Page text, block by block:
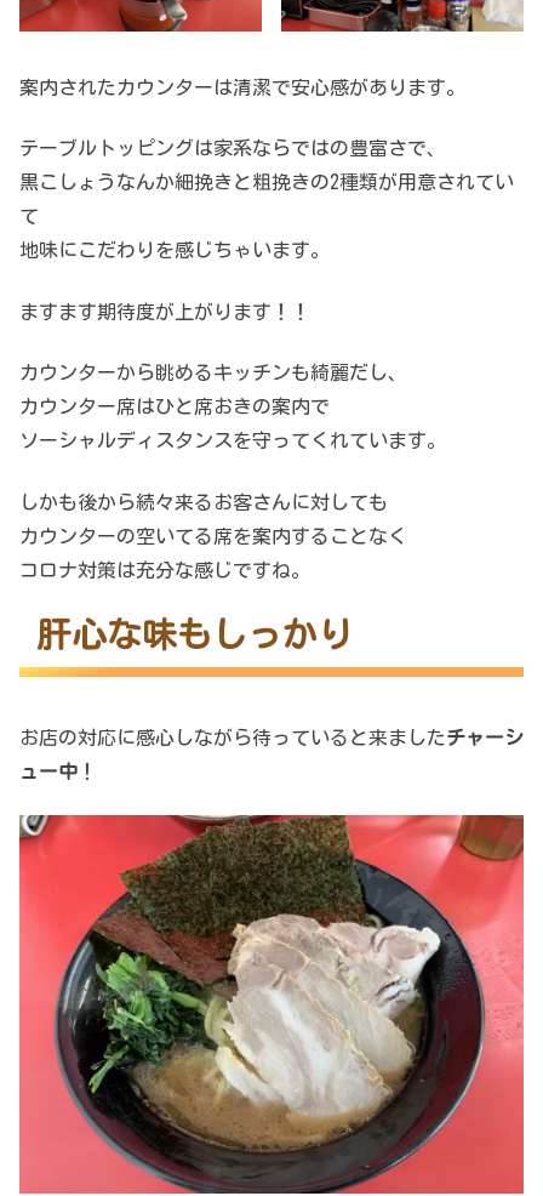
案内されたカウンターは清潔で安心感があります。
テーブルトッピングは家系ならではの豊富さで、
黒こしょうなんか細挽きと粗挽きの2種類が用意されてい
て
地味にこだわりを感じちゃいます。
ますます期待度が上がります！！
カウンターから眺めるキッチンも綺麗だし、
カウンター席はひと席おきの案内で
ソーシャルディスタンスを守ってくれています。
しかも後から続々来るお客さんに対しても
カウンターの空いてる席を案内することなく
コロナ対策は充分な感じですね。
肝心な味もしっかり
お店の対応に感心しながら待っていると来ましたチャーシ
ュー中 ！